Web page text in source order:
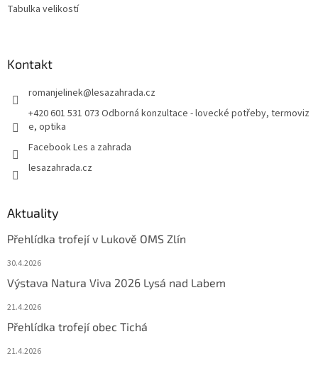
Tabulka velikostí
Kontakt
romanjelinek@lesazahrada.cz
+420 601 531 073 Odborná konzultace - lovecké potřeby, termoviz
e, optika
Facebook Les a zahrada
lesazahrada.cz
Aktuality
Přehlídka trofejí v Lukově OMS Zlín
30.4.2026
Výstava Natura Viva 2026 Lysá nad Labem
21.4.2026
Přehlídka trofejí obec Tichá
21.4.2026